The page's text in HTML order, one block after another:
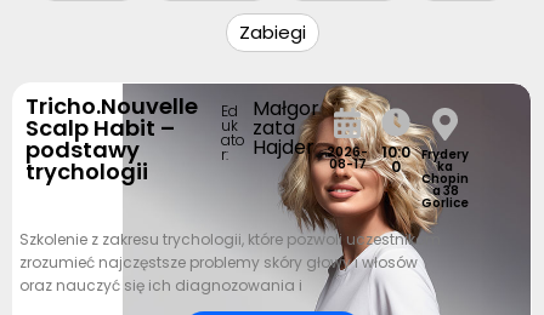
Zabiegi
Tricho.Nouvelle
Scalp Habit –
podstawy
trychologii
Ed
uk
ato
r:
Małgor
zata
Hajder 2026-
08-17
10:0
0
Frydery
ka
Chopin
a 38
Gorlice
Szkolenie z zakresu trychologii, które pozwoli uczestnikom
zrozumieć najczęstsze problemy skóry głowy i włosów
oraz nauczyć się ich diagnozowania i